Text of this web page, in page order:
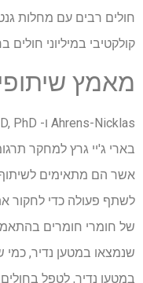
חולים רבים עם מחלות
קולקטיבי במיליוני חולים
מאמץ
בארי ג'יי גרץ למחקר
אשר הם מתאימים
לשתף פעולה כדי לחקור
של חומרי חומרים
שנמצאו במטען נדיר, כמי
במטען נדיר, לטפל